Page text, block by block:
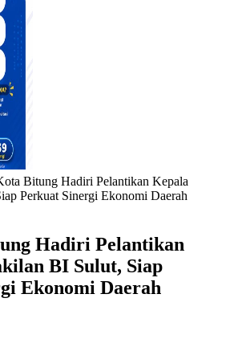
Bitung Hadiri Pelantikan Kepala
Perkuat Sinergi Ekonomi Daerah
Hadiri Pelantikan
BI Sulut, Siap
Ekonomi Daerah